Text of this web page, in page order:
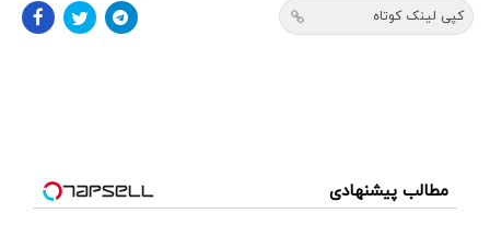
کپی لینک کوتاه
مطالب پیشنهادی